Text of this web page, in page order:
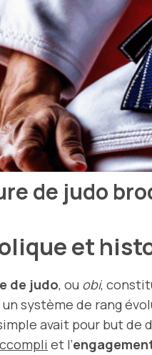
de judo
et
de judo, ou obi,
système de rang
avait pour but de
et l’